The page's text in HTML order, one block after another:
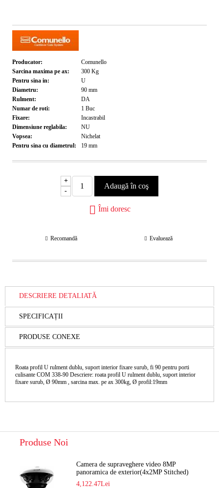
Producator:
Comunello
Sarcina maxima pe ax:
300 Kg
Pentru sina in:
U
Diametru:
90 mm
Rulment:
DA
Numar de roti:
1 Buc
Fixare:
Incastrabil
Dimensiune reglabila:
NU
Vopsea:
Nichelat
Pentru sina cu diametrul:
19 mm
+
-
Îmi doresc
Recomandă Evaluează
DESCRIERE DETALIATĂ
SPECIFICAȚII
PRODUSE CONEXE
Roata profil U rulment dublu, suport interior fixare surub, fi 90 pentru porti
culisante COM 338-90 Descriere: roata profil U rulment dublu, suport interior
fixare surub, Ø 90mm , sarcina max. pe ax 300kg, Ø profil:19mm
Produse Noi
Camera de supraveghere video 8MP
panoramica de exterior(4x2MP Stitched)
Navaio NGC-7482PR
4,122.47Lei